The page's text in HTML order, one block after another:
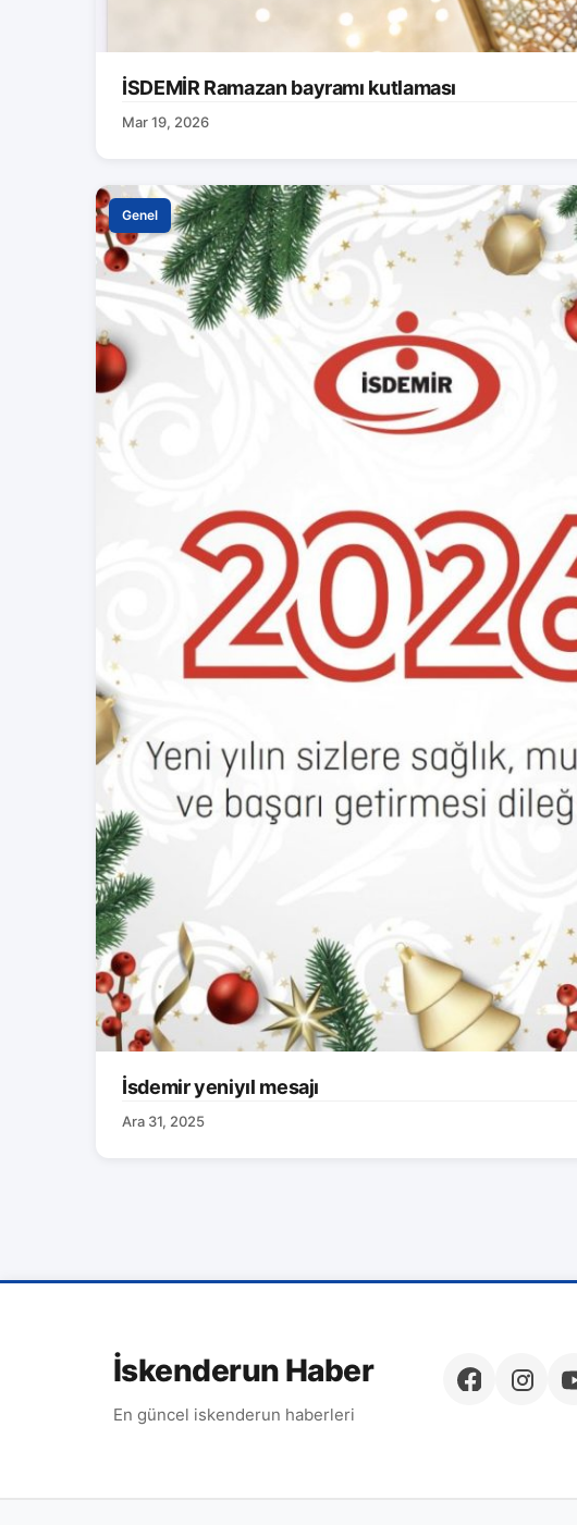
İSDEMİR Ramazan bayramı kutlaması
Mar 19, 2026
Genel
İsdemir yeniyıl mesajı
Ara 31, 2025
İskenderun Haber
En güncel iskenderun haberleri